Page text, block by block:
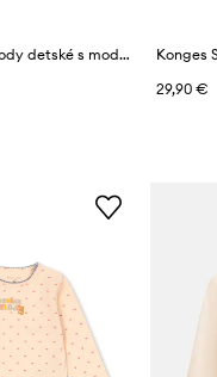
Konges Sløjd body detské s modalom VOCO MODAL BODY
29,90 €